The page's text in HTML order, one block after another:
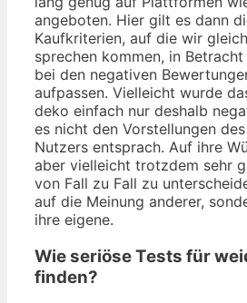
angeboten. Hier gilt es dann
Kaufkriterien, auf die wir
sprechen kommen, in
bei den negativen
aufpassen. Vielleicht wurde
deko einfach nur deshalb
es nicht den Vorstellungen
Nutzers entsprach. Auf ihre
aber vielleicht trotzdem sehr
von Fall zu Fall zu
auf die Meinung anderer,
ihre eigene.
Wie seriöse Tests für
finden?